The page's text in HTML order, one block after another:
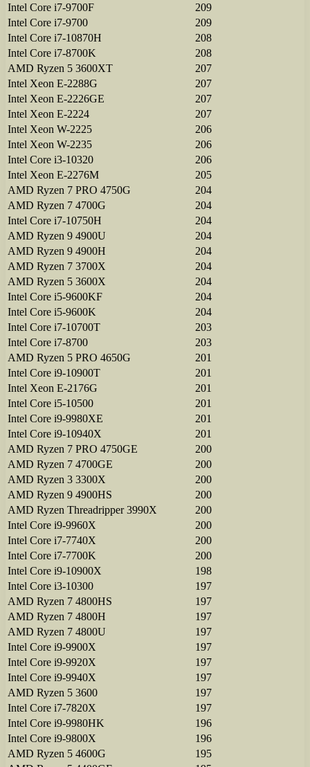
Intel Core i7-9700F
209
Intel Core i7-9700
209
Intel Core i7-10870H
208
Intel Core i7-8700K
208
AMD Ryzen 5 3600XT
207
Intel Xeon E-2288G
207
Intel Xeon E-2226GE
207
Intel Xeon E-2224
207
Intel Xeon W-2225
206
Intel Xeon W-2235
206
Intel Core i3-10320
206
Intel Xeon E-2276M
205
AMD Ryzen 7 PRO 4750G
204
AMD Ryzen 7 4700G
204
Intel Core i7-10750H
204
AMD Ryzen 9 4900U
204
AMD Ryzen 9 4900H
204
AMD Ryzen 7 3700X
204
AMD Ryzen 5 3600X
204
Intel Core i5-9600KF
204
Intel Core i5-9600K
204
Intel Core i7-10700T
203
Intel Core i7-8700
203
AMD Ryzen 5 PRO 4650G
201
Intel Core i9-10900T
201
Intel Xeon E-2176G
201
Intel Core i5-10500
201
Intel Core i9-9980XE
201
Intel Core i9-10940X
201
AMD Ryzen 7 PRO 4750GE
200
AMD Ryzen 7 4700GE
200
AMD Ryzen 3 3300X
200
AMD Ryzen 9 4900HS
200
AMD Ryzen Threadripper 3990X
200
Intel Core i9-9960X
200
Intel Core i7-7740X
200
Intel Core i7-7700K
200
Intel Core i9-10900X
198
Intel Core i3-10300
197
AMD Ryzen 7 4800HS
197
AMD Ryzen 7 4800H
197
AMD Ryzen 7 4800U
197
Intel Core i9-9900X
197
Intel Core i9-9920X
197
Intel Core i9-9940X
197
AMD Ryzen 5 3600
197
Intel Core i7-7820X
197
Intel Core i9-9980HK
196
Intel Core i9-9800X
196
AMD Ryzen 5 4600G
195